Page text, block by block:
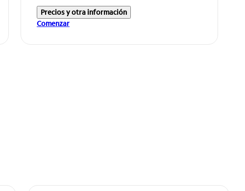
Precios y otra información
Comenzar